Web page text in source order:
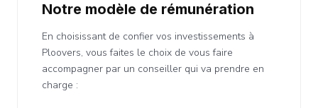
Notre modèle de rémunération
En choisissant de confier vos investissements à
Ploovers, vous faites le choix de vous faire
accompagner par un conseiller qui va prendre en
charge :